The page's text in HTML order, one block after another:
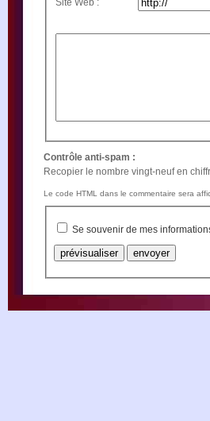
Contrôle anti-spam :
Recopier le nombre vingt-neuf en
Le code HTML dans le commentaire sera
Se souvenir de mes